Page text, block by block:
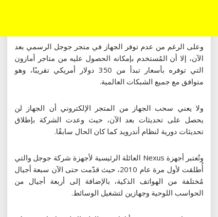
وعلى الرغم من عدم توفر الجهاز في متجر جوجل الرسمي بعد
الآن، إلا أن المُستخدم بإمكانه الحصول عليه من متاجر أمازون
التي توفره بأسعار تبدأ من 350 دولار أمريكي تقريبًا، وهو
متوافق مع جميع الشبكات العالمية.
ولا يعني سحب الجهاز من المتجر الإلكتروني أن الجهاز لن
يحصل على تحديثات بعد الآن، حيث وعدت الشركة بإطلاق
تحديثات دورية لنظام أندرويد كما كان الحال سابقًا.
وتُعتبر أجهزة Nexus العائلة الرئيسية لأجهزة شركة جوجل والتي
أُطلقت لأول مرة عام 2010، حيث قدّمت حتى الآن سبعة أجيال
مُختلفة من الهواتف الذكية، بالإضافة إلى أربعة أجيال من
الحواسب اللوحية وجهازين لتشغيل الوسائط.